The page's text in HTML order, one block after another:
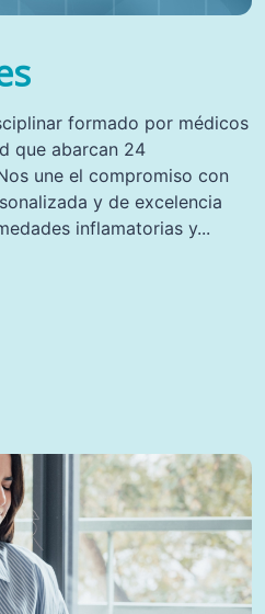
formado por médicos
que abarcan 24
une el compromiso con
y de excelencia
inflamatorias y...